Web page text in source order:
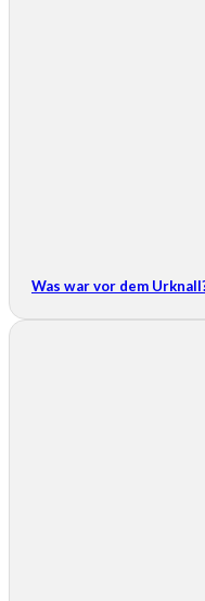
Was war vor dem